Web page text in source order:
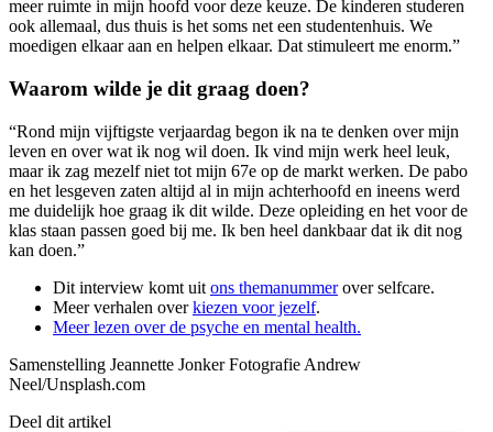
meer ruimte in mijn hoofd voor deze keuze. De kinderen studeren
ook allemaal, dus thuis is het soms net een studentenhuis. We
moedigen elkaar aan en helpen elkaar. Dat stimuleert me enorm.”
Waarom wilde je dit graag doen?
“Rond mijn vijftigste verjaardag begon ik na te denken over mijn
leven en over wat ik nog wil doen. Ik vind mijn werk heel leuk,
maar ik zag mezelf niet tot mijn 67e op de markt werken. De pabo
en het lesgeven zaten altijd al in mijn achterhoofd en ineens werd
me duidelijk hoe graag ik dit wilde. Deze opleiding en het voor de
klas staan passen goed bij me. Ik ben heel dankbaar dat ik dit nog
kan doen.”
Dit interview komt uit ons themanummerover selfcare.
Meer verhalen overkiezen voor jezelf.
Meer lezen over de psyche en mental health.
Samenstelling Jeannette Jonker Fotografie Andrew
Neel/Unsplash.com
Deel dit artikel